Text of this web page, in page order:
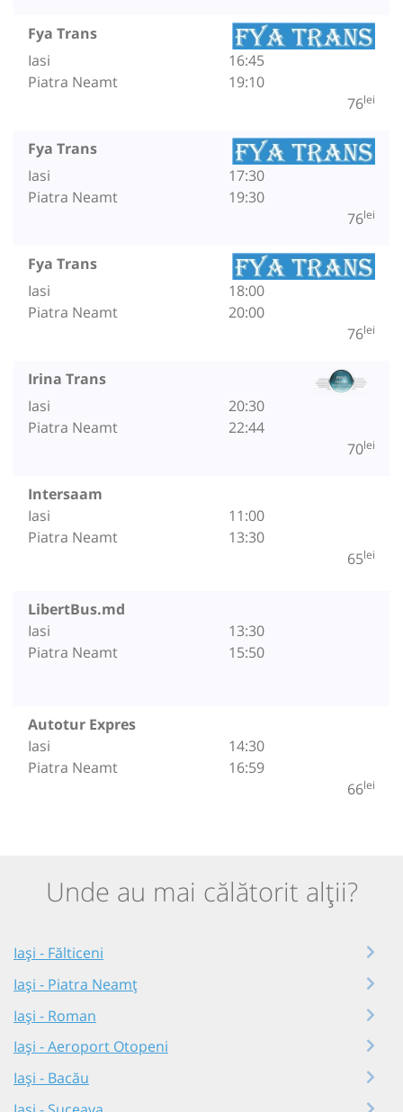
Fya Trans
Iasi
Piatra Neamt
16:45
19:10
76lei
Fya Trans
Iasi
Piatra Neamt
17:30
19:30
76lei
Fya Trans
Iasi
Piatra Neamt
18:00
20:00
76lei
Irina Trans
Iasi
Piatra Neamt
20:30
22:44
70lei
Intersaam
Iasi
Piatra Neamt
11:00
13:30
65lei
LibertBus.md
Iasi
Piatra Neamt
13:30
15:50
Autotur Expres
Iasi
Piatra Neamt
14:30
16:59
66lei
Unde au mai călătorit alții?
Iași - Fălticeni
Iași - Piatra Neamț
Iași - Roman
Iași - Aeroport Otopeni
Iași - Bacău